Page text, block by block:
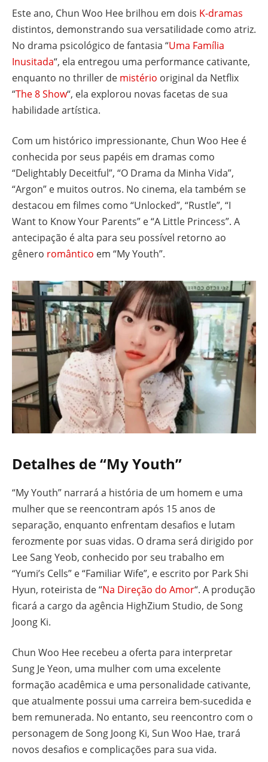
Este ano, Chun Woo Hee brilhou em dois K-dramas
distintos, demonstrando sua versatilidade como atriz.
No drama psicológico de fantasia “Uma Família
Inusitada“, ela entregou uma performance cativante,
enquanto no thriller de mistério original da Netflix
“The 8 Show“, ela explorou novas facetas de sua
habilidade artística.
Com um histórico impressionante, Chun Woo Hee é
conhecida por seus papéis em dramas como
“Delightably Deceitful”, “O Drama da Minha Vida”,
“Argon” e muitos outros. No cinema, ela também se
destacou em filmes como “Unlocked”, “Rustle”, “I
Want to Know Your Parents” e “A Little Princess”. A
antecipação é alta para seu possível retorno ao
gênero romântico em “My Youth”.
Detalhes de “My Youth”
“My Youth” narrará a história de um homem e uma
mulher que se reencontram após 15 anos de
separação, enquanto enfrentam desafios e lutam
ferozmente por suas vidas. O drama será dirigido por
Lee Sang Yeob, conhecido por seu trabalho em
“Yumi’s Cells” e “Familiar Wife”, e escrito por Park Shi
Hyun, roteirista de “Na Direção do Amor“. A produção
ficará a cargo da agência HighZium Studio, de Song
Joong Ki.
Chun Woo Hee recebeu a oferta para interpretar
Sung Je Yeon, uma mulher com uma excelente
formação acadêmica e uma personalidade cativante,
que atualmente possui uma carreira bem-sucedida e
bem remunerada. No entanto, seu reencontro com o
personagem de Song Joong Ki, Sun Woo Hae, trará
novos desafios e complicações para sua vida.